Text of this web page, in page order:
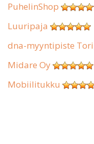
PuhelinShop
Luuripaja
dna-myyntipiste
Midare Oy
Mobiilitukku